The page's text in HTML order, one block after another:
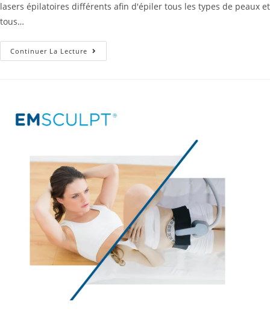
lasers épilatoires différents afin d'épiler tous les types de peaux et
tous…
Continuer La Lecture